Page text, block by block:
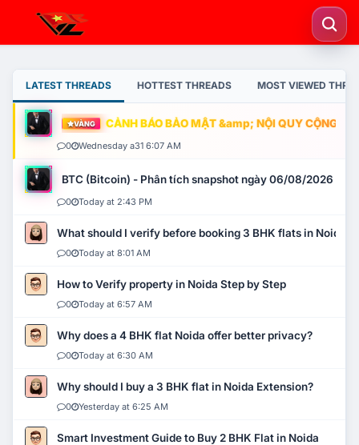
LATEST THREADS HOTTEST THREADS MOST VIEWED
VÀNG CẢNH BÁO BẢO MẬT &amp; NỘI QUY CỘNG
0 Wednesday a31 6:07 AM
BTC (Bitcoin) - Phân tích snapshot ngày 06/08/2026
0 Today at 2:43 PM
What should I verify before booking 3 BHK flats in Noida?
0 Today at 8:01 AM
How to Verify property in Noida Step by Step
0 Today at 6:57 AM
Why does a 4 BHK flat Noida offer better privacy?
0 Today at 6:30 AM
Why should I buy a 3 BHK flat in Noida Extension?
0 Yesterday at 6:25 AM
Smart Investment Guide to Buy 2 BHK Flat in Noida